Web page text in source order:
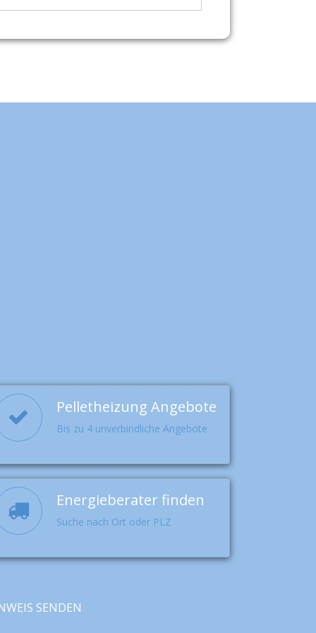
Pelletheizung Angebote
Bis zu 4 unverbindliche Angebote
Energieberater finden
Suche nach Ort oder PLZ
SENDEN